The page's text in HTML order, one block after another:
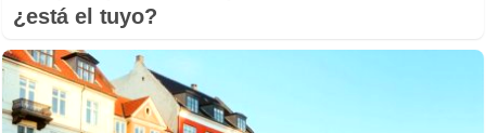
¿está el tuyo?